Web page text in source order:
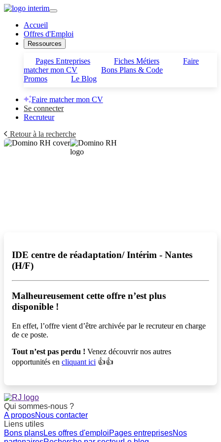
Accueil
Offres d'Emploi
Ressources
Pages Entreprises Fiches Métiers
Faire
matcher mon CV
Bons Plans & Code
Promos
Le Blog
Faire matcher mon CV
Se connecter
Recruteur
Retour à la recherche
IDE centre de réadaptation/ Intérim - Nantes
(H/F)
Malheureusement cette offre n’est plus
disponible !️
En effet, l’offre vient d’être archivée par le recruteur en charge
de ce poste.
Tout n’est pas perdu ! Venez découvrir nos autres
opportunités en cliquant ici 👍👍
Qui sommes-nous ?
A proposNous contacter
Liens utiles
Bons plansLes offres d'emploiPages entreprisesNos